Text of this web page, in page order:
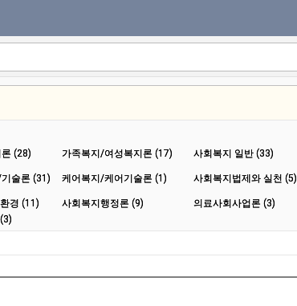
(28) 가족복지/여성복지론 (17) 사회복지 일반 (33)
술론 (31) 케어복지/케어기술론 (1) 사회복지법제와 실천 (5)
경 (11) 사회복지행정론 (9) 의료사회사업론 (3)